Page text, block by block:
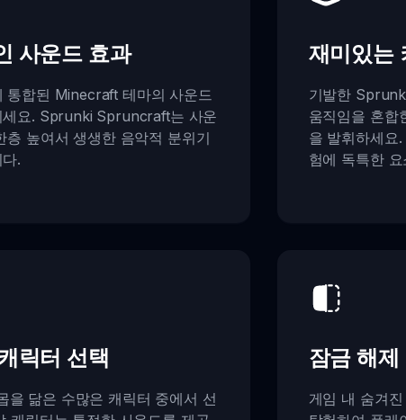
사운드 효과
통합된 Minecraft 테마의 사운드
세요. Sprunki Spruncraft는 사운
층 높여서 생생한 음악적 분위기
.
재미있는
기발한
움직임을 혼합
을 발휘하세요
험에 독특한
릭터 선택
을 닮은 수많은 캐릭터 중에서 선
잠금 해
게임 내 숨겨